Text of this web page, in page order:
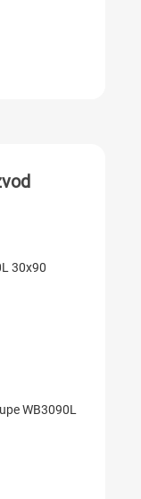
30x90
WB3090L